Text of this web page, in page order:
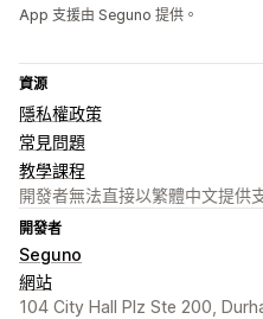
App 支援由 Seguno 提供。
資源
隱私權政策
常見問題
教學課程
開發者無法直接以繁體中文提供
開發者
Seguno
網站
104 City Hall Plz Ste 200,